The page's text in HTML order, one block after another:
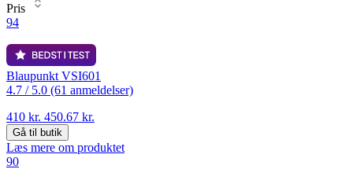
Pris
94
Blaupunkt VSI601
4.7 /5.0 (61 anmeldelser)
410 kr. 450.67 kr.
Gå til butik
Læs mere om produktet
90